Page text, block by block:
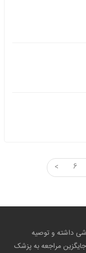
6
<
داشته و توصیه
مراجعه به پزشک